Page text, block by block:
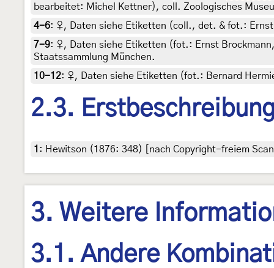
bearbeitet: Michel Kettner), coll. Zoologisches
4-6: ♀, Daten siehe Etiketten (coll., det. & fot.:
7-9: ♀, Daten siehe Etiketten (fot.: Ernst
Staatssammlung München.
10-12: ♀, Daten siehe Etiketten (fot.: Bernard
2.3.
1 : Hewitson (1876: 348) [nach Copyright-freiem
3. Weitere
3.1. Andere